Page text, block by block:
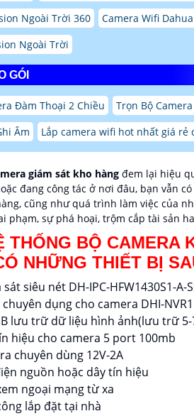
Ngoài Trời 360
Camera Wifi
Ngoài Trời
GÓI
Đàm Thoại 2 Chiều Trọn Bộ
Âm
Lắp camera wifi hot nhất giá rẻ
giám sát kho hàng đem lại hiệu
đang công tác ở nơi đâu, bạn vẫn
cũng như quá trình làm việc của
phạm, sự phá hoại, trộm cắp tài sản
THỐNG BỘ CAMERA
NHỮNG THIẾT BỊ
siêu nét DH-IPC-HFW1430S1-A-
dụng cho camera DHI-
lưu trữ dữ liệu hình ảnh(lưu trữ 5-
hiệu cho camera 5 port 100mb
chuyên dùng 12V-2A
nguồn hoặc dây tín hiệu
ngoại mạng từ xa
lắp đặt tại nhà